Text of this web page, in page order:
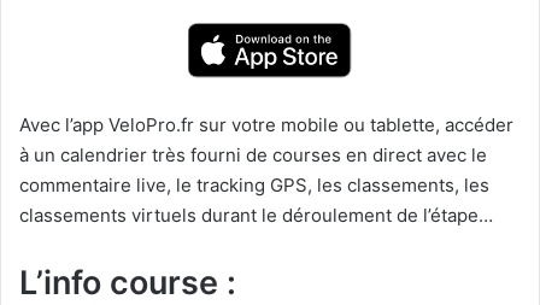
Avec l’app VeloPro.fr sur votre mobile ou tablette, accéder
à un calendrier très fourni de courses en direct avec le
commentaire live, le tracking GPS, les classements, les
classements virtuels durant le déroulement de l’étape…
L’info course :